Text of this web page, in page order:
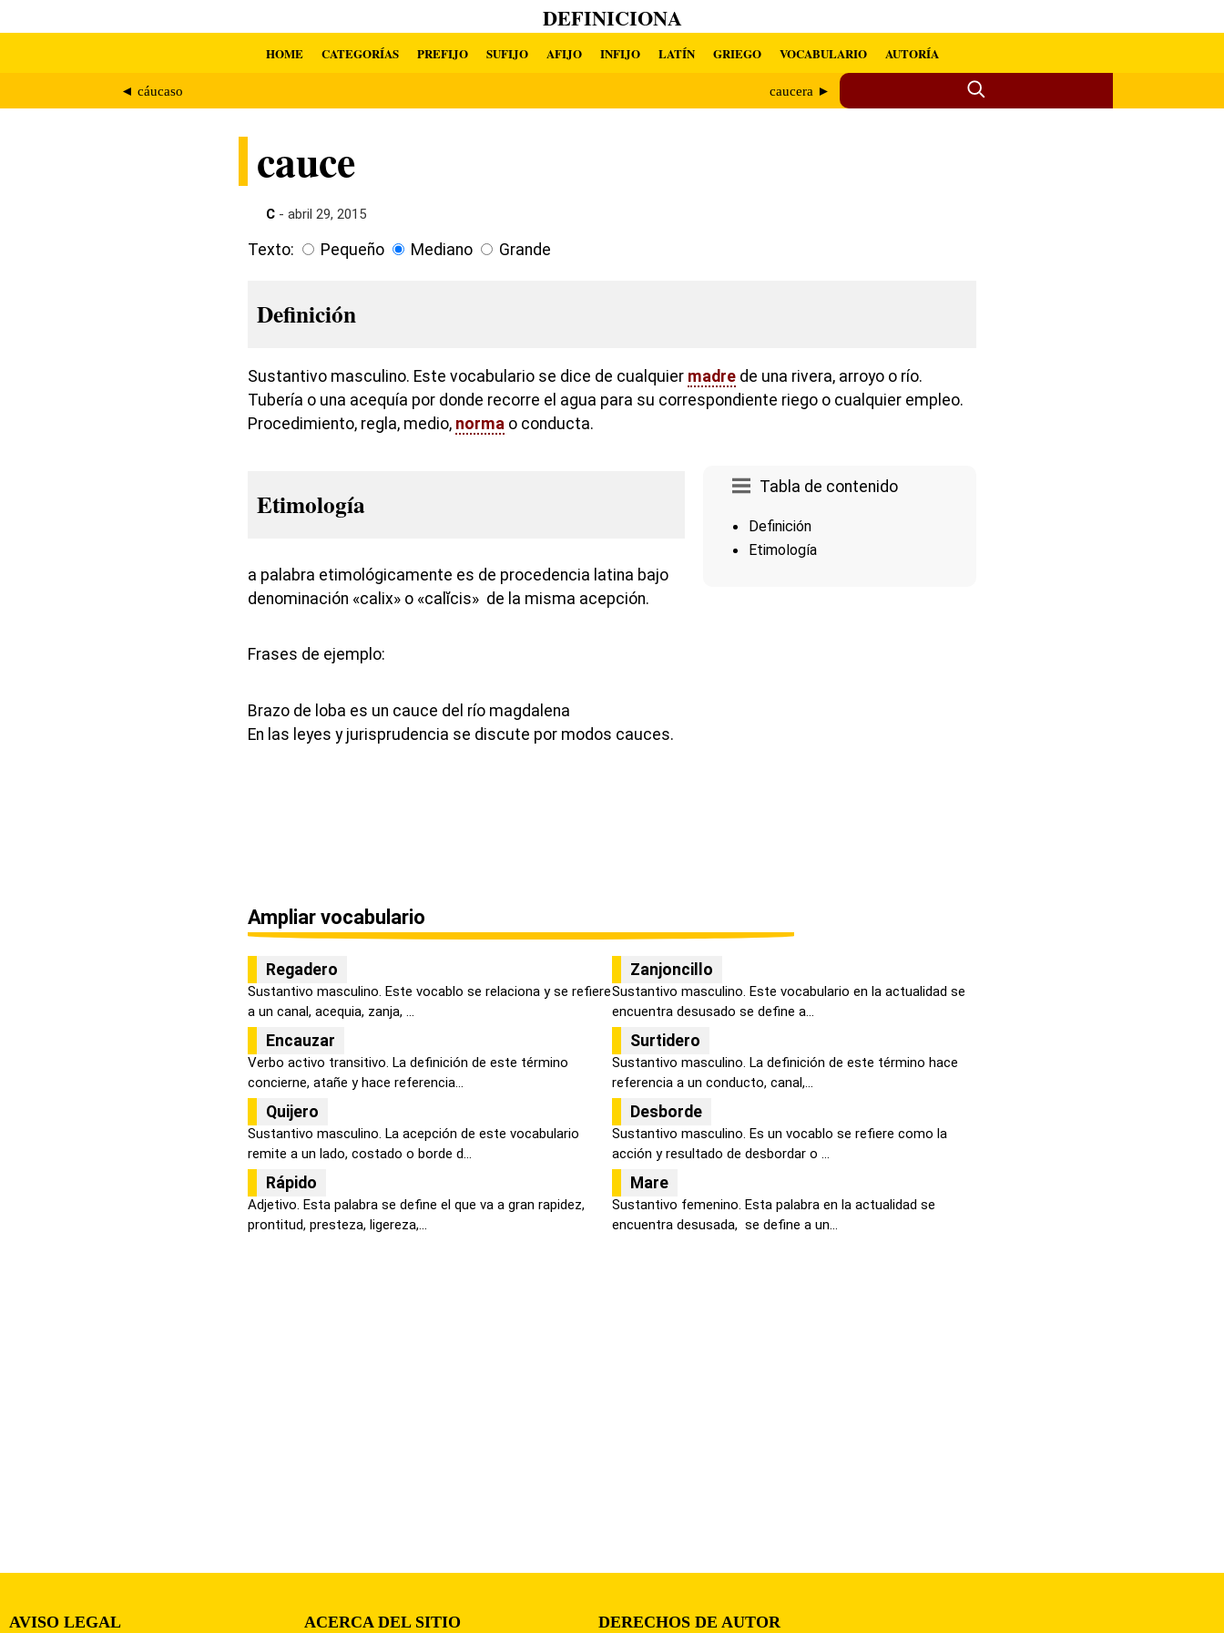
DEFINICIONA
HOME CATEGORÍAS PREFIJO SUFIJO AFIJO INFIJO LATÍN GRIEGO VOCABULARIO AUTORÍA
◄ cáucaso caucera ►
cauce
C - abril 29, 2015
Texto: Pequeño Mediano Grande
Definición
Sustantivo masculino. Este vocabulario se dice de cualquier madre de una rivera, arroyo o río.
Tubería o una acequía por donde recorre el agua para su correspondiente riego o cualquier empleo.
Procedimiento, regla, medio, norma o conducta.
Tabla de contenido
Definición
Etimología
Etimología
a palabra etimológicamente es de procedencia latina bajo
denominación «calix» o «calĭcis» de la misma acepción.
Frases de ejemplo:
Brazo de loba es un cauce del río magdalena
En las leyes y jurisprudencia se discute por modos cauces.
Ampliar vocabulario
Regadero
Sustantivo masculino. Este vocablo se relaciona y se refiere
a un canal, acequia, zanja, ...
Zanjoncillo
Sustantivo masculino. Este vocabulario en la actualidad se
encuentra desusado se define a...
Encauzar
Verbo activo transitivo. La definición de este término
concierne, atañe y hace referencia...
Surtidero
Sustantivo masculino. La definición de este término hace
referencia a un conducto, canal,...
Quijero
Sustantivo masculino. La acepción de este vocabulario
remite a un lado, costado o borde d...
Desborde
Sustantivo masculino. Es un vocablo se refiere como la
acción y resultado de desbordar o ...
Rápido
Adjetivo. Esta palabra se define el que va a gran rapidez,
prontitud, presteza, ligereza,...
Mare
Sustantivo femenino. Esta palabra en la actualidad se
encuentra desusada, se define a un...
AVISO LEGAL ACERCA DEL SITIO DERECHOS DE AUTOR